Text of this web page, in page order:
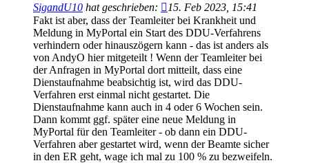
SigandU10 hat geschrieben:
15. Feb 2023, 15:41
Fakt ist aber, dass der Teamleiter bei Krankheit und
Meldung in MyPortal ein Start des DDU-Verfahrens
verhindern oder hinauszögern kann - das ist anders als
von AndyO hier mitgeteilt ! Wenn der Teamleiter bei
der Anfragen in MyPortal dort mitteilt, dass eine
Dienstaufnahme beabsichtig ist, wird das DDU-
Verfahren erst einmal nicht gestartet. Die
Dienstaufnahme kann auch in 4 oder 6 Wochen sein.
Dann kommt ggf. später eine neue Meldung in
MyPortal für den Teamleiter - ob dann ein DDU-
Verfahren aber gestartet wird, wenn der Beamte sicher
in den ER geht, wage ich mal zu 100 % zu bezweifeln.